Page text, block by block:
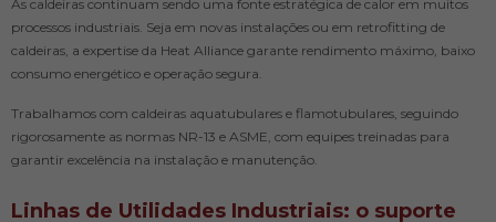
As caldeiras continuam sendo uma fonte estratégica de calor em muitos
processos industriais. Seja em novas instalações ou em retrofitting de
caldeiras, a expertise da Heat Alliance garante rendimento máximo, baixo
consumo energético e operação segura.
Trabalhamos com caldeiras aquatubulares e flamotubulares, seguindo
rigorosamente as normas NR-13 e ASME, com equipes treinadas para
garantir excelência na instalação e manutenção.
Linhas de Utilidades Industriais: o suporte